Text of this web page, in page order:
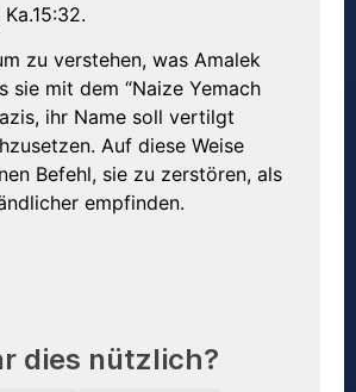
Ka.15:32.
zu verstehen, was Amalek
sie mit dem “Naize Yemach
ihr Name soll vertilgt
Auf diese Weise
Befehl, sie zu zerstören, als
empfinden.
dies nützlich?